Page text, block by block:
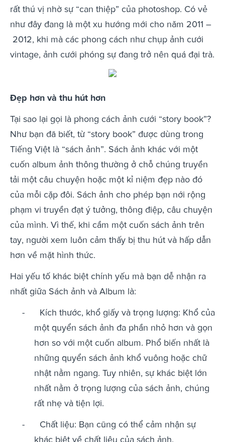
rất thú vị nhờ sự “can thiệp” của photoshop. Có vẻ
như đây đang là một xu hướng mới cho năm 2011 –
2012, khi mà các phong cách như chụp ảnh cưới
vintage, ảnh cưới phóng sự đang trở nên quá đại trà.
Đẹp hơn và thu hút hơn
Tại sao lại gọi là phong cách ảnh cưới “story book”?
Như bạn đã biết, từ “story book” được dùng trong
Tiếng Việt là “sách ảnh”. Sách ảnh khác với một
cuốn album ảnh thông thường ở chỗ chúng truyền
tải một câu chuyện hoặc một kỉ niệm đẹp nào đó
của mỗi cặp đôi. Sách ảnh cho phép bạn nới rộng
phạm vi truyền đạt ý tưởng, thông điệp, câu chuyện
của mình. Vì thế, khi cầm một cuốn sách ảnh trên
tay, người xem luôn cảm thấy bị thu hút và hấp dẫn
hơn về mặt hình thức.
Hai yếu tố khác biệt chính yếu mà bạn dễ nhận ra
nhất giữa Sách ảnh và Album là:
- Kích thước, khổ giấy và trọng lượng: Khổ của
một quyển sách ảnh đa phần nhỏ hơn và gọn
hơn so với một cuốn album. Phổ biến nhất là
những quyển sách ảnh khổ vuông hoặc chữ
nhật nằm ngang. Tuy nhiên, sự khác biệt lớn
nhất nằm ở trọng lượng của sách ảnh, chúng
rất nhẹ và tiện lợi.
- Chất liệu: Bạn cũng có thể cảm nhận sự
khác biệt về chất liệu của sách ảnh.